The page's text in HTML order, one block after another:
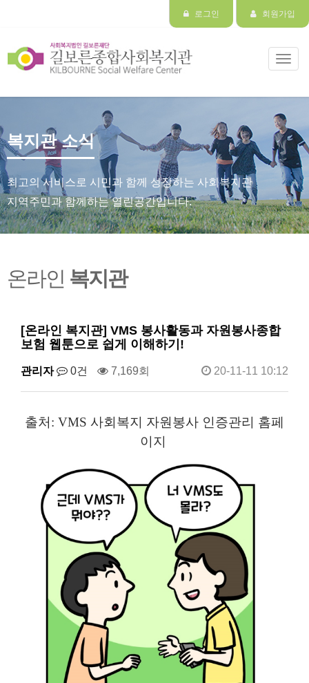
로그인 회원가입
복지관 소식
최고의 서비스로 시민과 함께 성장하는 사회복지관
지역주민과 함께하는 열린공간입니다.
온라인 복지관
[온라인 복지관] VMS 봉사활동과 자원봉사종합
보험 웹툰으로 쉽게 이해하기!
관리자 0건 7,169회 20-11-11 10:12
출처: VMS 사회복지 자원봉사 인증관리 홈페
이지